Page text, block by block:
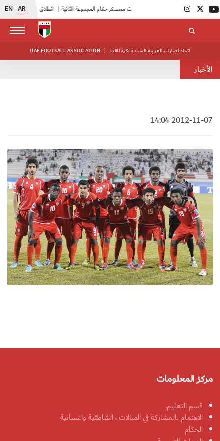
EN AR انطلاق منافسات بطولة النخبة لحرس الرئاسة |
UAE FOOTBALL ASSOCIATION | اتحاد الإمارات العربية المتحدة لكرة القدم
الأخبار
2012-11-07 14:04
مركز المعلومات
قسم التعليم.
الاهتمام بالمشاركة في الصالات ، الشاطئية والنسائية
الحكام